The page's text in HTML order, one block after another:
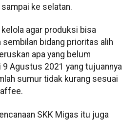
ke selatan.
kelola agar produksi bisa
sembilan bidang prioritas alih
apa yang belum
9 Agustus 2021 yang tujuannya
sumur tidak kurang sesuai
SKK Migas itu juga